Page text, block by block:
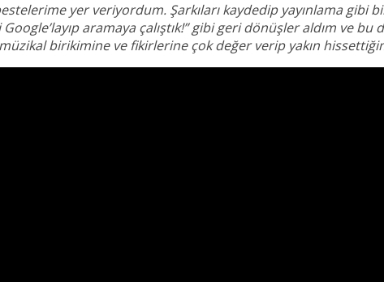
yer veriyordum. Şarkıları kaydedip yayınlama gibi
aramaya çalıştık!” gibi geri dönüşler aldım ve
müzikal birikimine ve fikirlerine çok değer verip yakın